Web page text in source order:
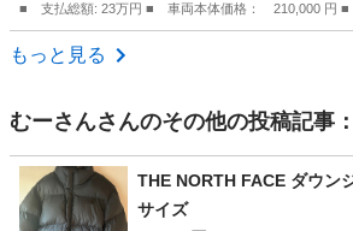
■ 支払総額: 23万円 ■ 車両本体価格： 210,000
岡山 岡山市
もっと見る
むーさんさんのその他の投稿記事：
THE NORTH FACE ダウン
サイズ